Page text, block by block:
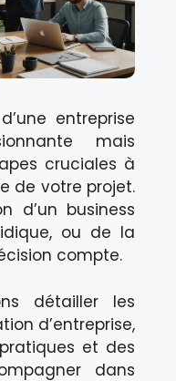
entreprise
mais
cruciales à
de votre projet.
d’un business
ou de la
compte.
détailler les
d’entreprise,
et des
dans